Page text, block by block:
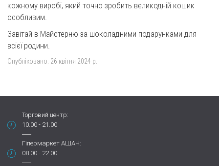
кожному виробі, який точно зробить великодній кошик
особливим.
Завітай в Майстерню за шоколадними подарунками для
всієї родини.
Опубліковано: 26 квітня 2024 р.
Торговий центр:
10.00 - 21.00
Гіпермаркет АШАН:
08.00 - 22.00